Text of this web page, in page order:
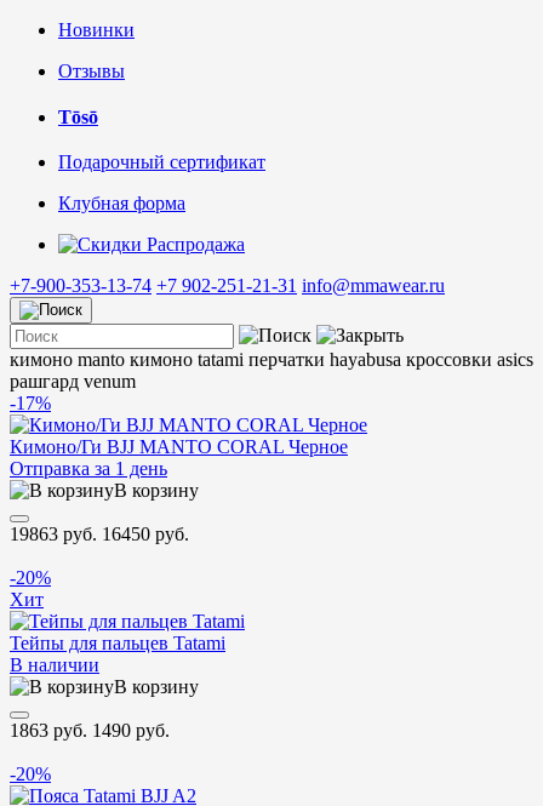
Новинки
Отзывы
Tōsō
Подарочный сертификат
Клубная форма
Распродажа
+7-900-353-13-74 +7 902-251-21-31 info@mmawear.ru
кимоно manto кимоно tatami перчатки hayabusa кроссовки asics
рашгард venum
-17%
Кимоно/Ги BJJ MANTO CORAL Черное
Отправка за 1 день
В корзину
19863 руб. 16450 руб.
-20%
Хит
Тейпы для пальцев Tatami
В наличии
В корзину
1863 руб. 1490 руб.
-20%